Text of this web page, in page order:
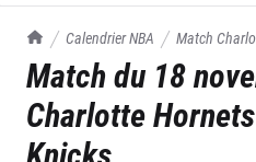
TrashTalk Actu NBA
Calendrier NBA Match
18/11/2023
Match du 18
Charlotte Hornets
Knicks